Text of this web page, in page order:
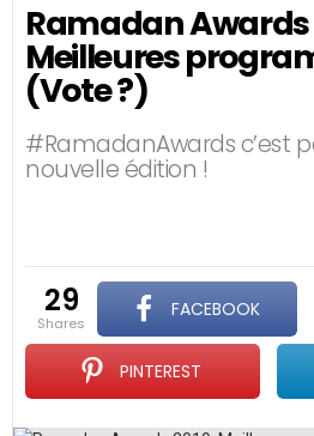
Ramadan Awards
Meilleures
(Vote ?)
#RamadanAwards c’est
nouvelle édition !
29
shares
FACEBOOK
PINTEREST